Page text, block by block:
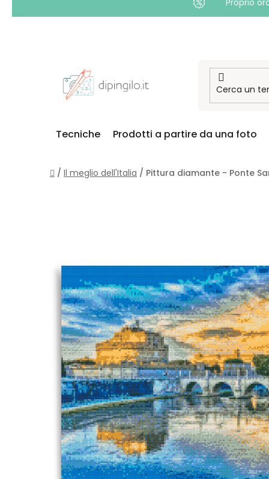
Proprio
Tecniche Prodotti a partire da una foto
Casa
/ Il meglio dell'Italia / Pittura diamante - Ponte